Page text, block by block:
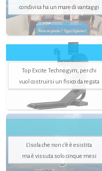
condivisa ha un mare di vantaggi
Top Excite Technogym, per chi
vuol costruirsi un fisico da regata
L’isola che non c'è è esistita
ma è vissuta solo cinque mesi